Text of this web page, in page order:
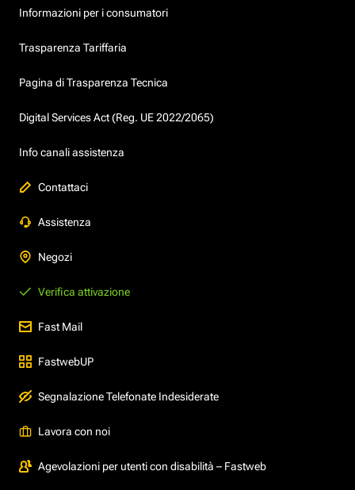
Informazioni per i consumatori
Trasparenza Tariffaria
Pagina di Trasparenza Tecnica
Digital Services Act (Reg. UE 2022/2065)
Info canali assistenza
Contattaci
Assistenza
Negozi
Verifica attivazione
Fast Mail
FastwebUP
Segnalazione Telefonate Indesiderate
Lavora con noi
Agevolazioni per utenti con disabilità – Fastweb